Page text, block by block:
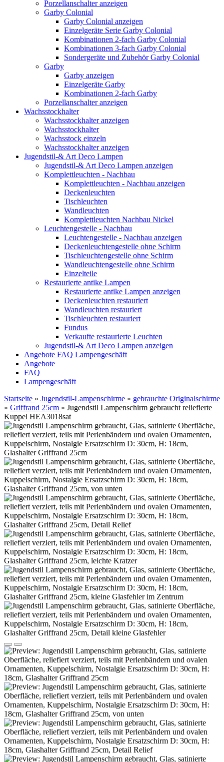
Porzellanschalter anzeigen
Garby Colonial
Garby Colonial anzeigen
Einzelgeräte Serie Garby Colonial
Kombinationen 2-fach Garby Colonial
Kombinationen 3-fach Garby Colonial
Sondergeräte und Zubehör Garby Colonial
Garby
Garby anzeigen
Einzelgeräte Garby
Kombinationen 2-fach Garby
Porzellanschalter anzeigen
Wachsstockhalter
Wachsstockhalter anzeigen
Wachsstockhalter
Wachsstock einzeln
Wachsstockhalter anzeigen
Jugendstil-& Art Deco Lampen
Jugendstil-& Art Deco Lampen anzeigen
Komplettleuchten - Nachbau
Komplettleuchten - Nachbau anzeigen
Deckenleuchten
Tischleuchten
Wandleuchten
Komplettleuchten Nachbau Nickel
Leuchtengestelle - Nachbau
Leuchtengestelle - Nachbau anzeigen
Deckenleuchtengestelle ohne Schirm
Tischleuchtengestelle ohne Schirm
Wandleuchtengestelle ohne Schirm
Einzelteile
Restaurierte antike Lampen
Restaurierte antike Lampen anzeigen
Deckenleuchten restauriert
Wandleuchten restauriert
Tischleuchten restauriert
Fundus
Verkaufte restaurierte Leuchten
Jugendstil-& Art Deco Lampen anzeigen
Angebote FAQ Lampengeschäft
Angebote
FAQ
Lampengeschäft
Startseite » Jugendstil-Lampenschirme » gebrauchte Originalschirme
» Griffrand 25cm » Jugendstil Lampenschirm gebraucht reliefierte
Kuppel HEA3018sat